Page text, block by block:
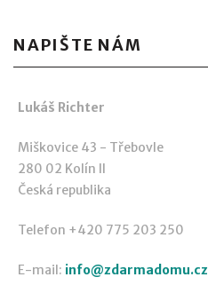
NAPIŠTE NÁM
Lukáš Richter
Miškovice 43 - Třebovle
280 02 Kolín II
Česká republika
Telefon +420 775 203 250
E-mail: info@zdarmadomu.cz